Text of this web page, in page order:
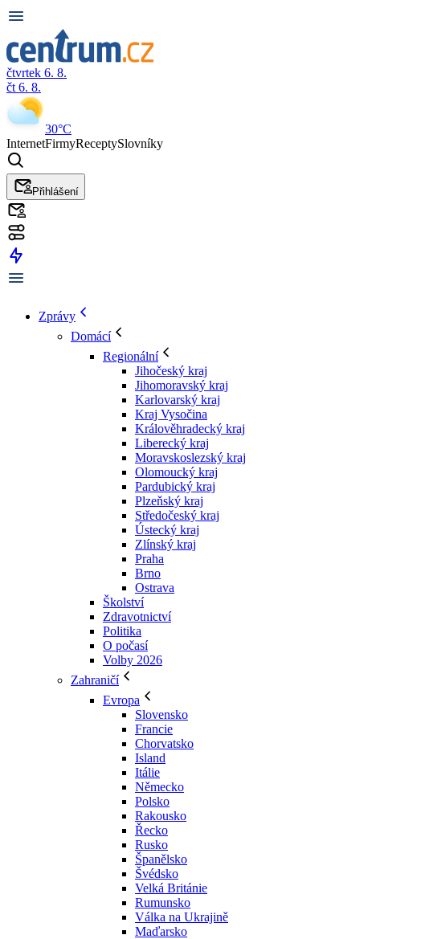
čtvrtek 6. 8.
čt 6. 8.
30°C
InternetFirmyReceptySlovníky
Přihlášení
Zprávy
Domácí
Regionální
Jihočeský kraj
Jihomoravský kraj
Karlovarský kraj
Kraj Vysočina
Králověhradecký kraj
Liberecký kraj
Moravskoslezský kraj
Olomoucký kraj
Pardubický kraj
Plzeňský kraj
Středočeský kraj
Ústecký kraj
Zlínský kraj
Praha
Brno
Ostrava
Školství
Zdravotnictví
Politika
O počasí
Volby 2026
Zahraničí
Evropa
Slovensko
Francie
Chorvatsko
Island
Itálie
Německo
Polsko
Rakousko
Řecko
Rusko
Španělsko
Švédsko
Velká Británie
Rumunsko
Válka na Ukrajině
Maďarsko